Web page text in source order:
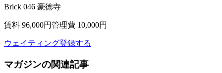
Brick 046 豪徳寺
賃料 96,000円管理費 10,000円
ウェイティング登録する
マガジンの関連記事